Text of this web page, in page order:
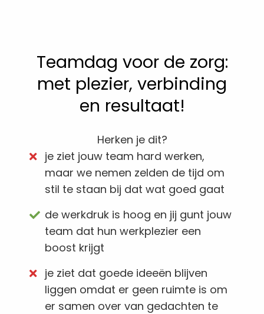
Teamdag voor de zorg:
met plezier, verbinding
en resultaat!
Herken je dit?
je ziet jouw team hard werken,
maar we nemen zelden de tijd om
stil te staan bij dat wat goed gaat
de werkdruk is hoog en jij gunt jouw
team dat hun werkplezier een
boost krijgt
je ziet dat goede ideeën blijven
liggen omdat er geen ruimte is om
er samen over van gedachten te